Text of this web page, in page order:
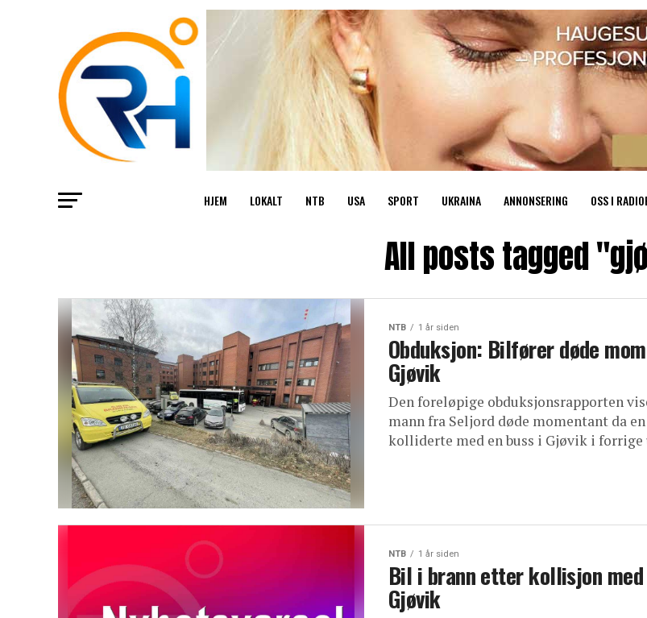
HJEM LOKALT NTB USA SPORT UKRAINA ANNONSERING OSS I
All posts tagged
NTB 1 år siden
Obduksjon: Bilfører døde
Gjøvik
Den foreløpige obduksjonsrapporten
mann fra Seljord døde momentant da
kolliderte med en buss i Gjøvik i forrige
NTB 1 år siden
Bil i brann etter kollisjon med
Gjøvik